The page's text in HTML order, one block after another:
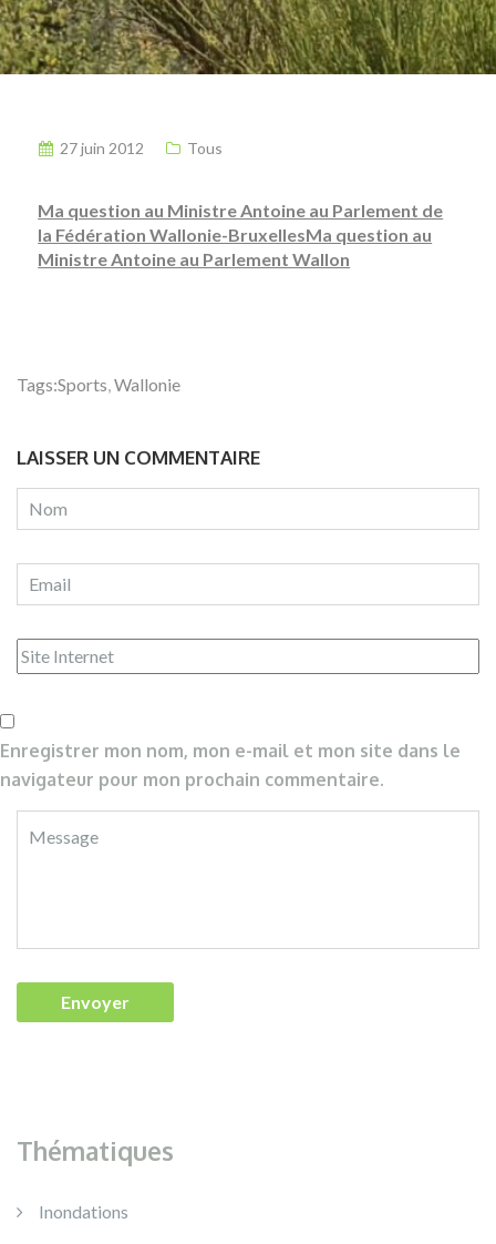
27 juin 2012 Tous
Ma question au Ministre Antoine au Parlement de
la Fédération Wallonie-BruxellesMa question au
Ministre Antoine au Parlement Wallon
Tags:Sports,Wallonie
LAISSER UN COMMENTAIRE
Enregistrer mon nom, mon e-mail et mon site dans le
navigateur pour mon prochain commentaire.
Thématiques
Inondations